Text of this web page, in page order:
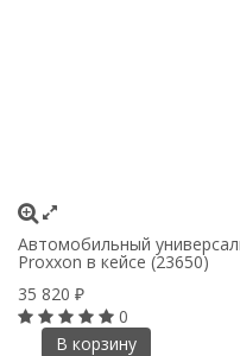
Автомобильный
Proxxon в кейсе (23650)
35 820 ₽
0
В корзину